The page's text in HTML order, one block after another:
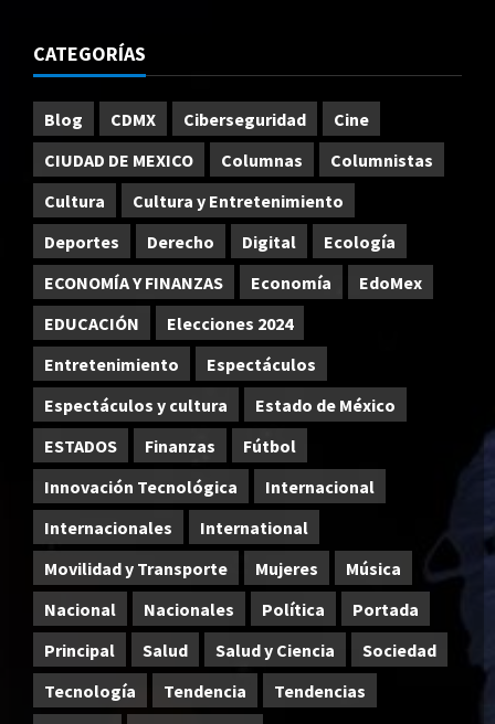
CATEGORÍAS
Blog CDMX Ciberseguridad
Cine
CIUDAD DE MEXICO
Columnas
Columnistas
Cultura
Cultura y Entretenimiento
Deportes
Derecho Digital
Ecología
ECONOMÍA Y FINANZAS
Economía
EdoMex
EDUCACIÓN
Elecciones 2024
Entretenimiento
Espectáculos
Espectáculos y cultura
Estado de México
ESTADOS
Finanzas
Fútbol
Innovación Tecnológica
Internacional
Internacionales
International
Movilidad y Transporte
Mujeres
Música
Nacional
Nacionales Política
Portada
Principal
Salud Salud y Ciencia
Sociedad
Tecnología
Tendencia
Tendencias